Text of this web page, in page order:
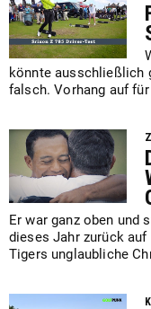
könnte ausschließlich
falsch. Vorhang auf
Er war ganz oben und
dieses Jahr zurück
Tigers unglaubliche